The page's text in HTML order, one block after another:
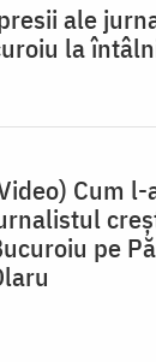
ale
la
Cum
pe